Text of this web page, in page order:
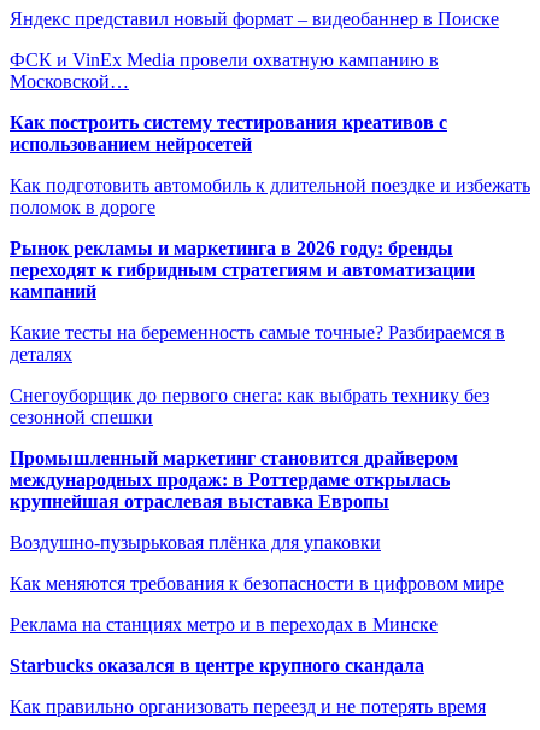
Яндекс представил новый формат – видеобаннер в Поиске
ФСК и VinEx Media провели охватную кампанию в
Московской…
Как построить систему тестирования креативов с
использованием нейросетей
Как подготовить автомобиль к длительной поездке и избежать
поломок в дороге
Рынок рекламы и маркетинга в 2026 году: бренды
переходят к гибридным стратегиям и автоматизации
кампаний
Какие тесты на беременность самые точные? Разбираемся в
деталях
Снегоуборщик до первого снега: как выбрать технику без
сезонной спешки
Промышленный маркетинг становится драйвером
международных продаж: в Роттердаме открылась
крупнейшая отраслевая выставка Европы
Воздушно-пузырьковая плёнка для упаковки
Как меняются требования к безопасности в цифровом мире
Реклама на станциях метро и в переходах в Минске
Starbucks оказался в центре крупного скандала
Как правильно организовать переезд и не потерять время